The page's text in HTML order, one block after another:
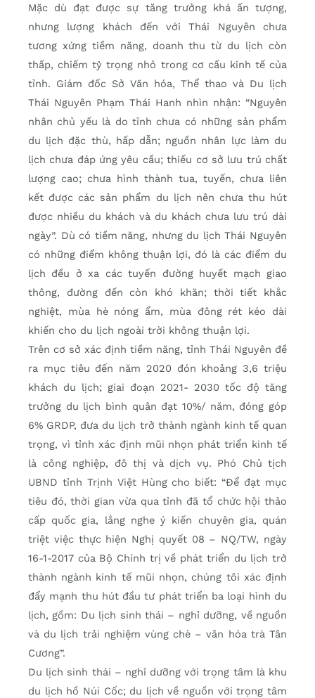
Mặc dù đạt được sự tăng trưởng khá ấn tượng,
nhưng lượng khách đến với Thái Nguyên chưa
tương xứng tiềm năng, doanh thu từ du lịch còn
thấp, chiếm tỷ trọng nhỏ trong cơ cấu kinh tế của
tỉnh. Giám đốc Sở Văn hóa, Thể thao và Du lịch
Thái Nguyên Phạm Thái Hanh nhìn nhận: “Nguyên
nhân chủ yếu là do tỉnh chưa có những sản phẩm
du lịch đặc thù, hấp dẫn; nguồn nhân lực làm du
lịch chưa đáp ứng yêu cầu; thiếu cơ sở lưu trú chất
lượng cao; chưa hình thành tua, tuyến, chưa liên
kết được các sản phẩm du lịch nên chưa thu hút
được nhiều du khách và du khách chưa lưu trú dài
ngày”. Dù có tiềm năng, nhưng du lịch Thái Nguyên
có những điểm không thuận lợi, đó là các điểm du
lịch đều ở xa các tuyến đường huyết mạch giao
thông, đường đến còn khó khăn; thời tiết khắc
nghiệt, mùa hè nóng ẩm, mùa đông rét kéo dài
khiến cho du lịch ngoài trời không thuận lợi.
Trên cơ sở xác định tiềm năng, tỉnh Thái Nguyên đề
ra mục tiêu đến năm 2020 đón khoảng 3,6 triệu
khách du lịch; giai đoạn 2021- 2030 tốc độ tăng
trưởng du lịch bình quân đạt 10%/ năm, đóng góp
6% GRDP, đưa du lịch trở thành ngành kinh tế quan
trọng, vì tỉnh xác định mũi nhọn phát triển kinh tế
là công nghiệp, đô thị và dịch vụ. Phó Chủ tịch
UBND tỉnh Trịnh Việt Hùng cho biết: “Để đạt mục
tiêu đó, thời gian vừa qua tỉnh đã tổ chức hội thảo
cấp quốc gia, lắng nghe ý kiến chuyên gia, quán
triệt việc thực hiện Nghị quyết 08 – NQ/TW, ngày
16-1-2017 của Bộ Chính trị về phát triển du lịch trở
thành ngành kinh tế mũi nhọn, chúng tôi xác định
đẩy mạnh thu hút đầu tư phát triển ba loại hình du
lịch, gồm: Du lịch sinh thái – nghỉ dưỡng, về nguồn
và du lịch trải nghiệm vùng chè – văn hóa trà Tân
Cương”.
Du lịch sinh thái – nghỉ dưỡng với trọng tâm là khu
du lịch hồ Núi Cốc; du lịch về nguồn với trọng tâm